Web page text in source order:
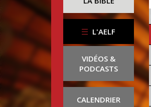
L'AELF
VIDÉOS &
PODCASTS
CALENDRIER